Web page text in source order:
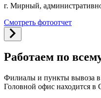
г. Мирный,
Смотреть фотоотчет
Работаем по
Филиалы и пункты вывоза
Головной офис находится в